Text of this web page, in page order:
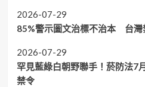
2026-07-29
85%警示圖文治標不治本 台灣
2026-07-29
罕見藍綠白朝野聯手！菸防法7
禁令